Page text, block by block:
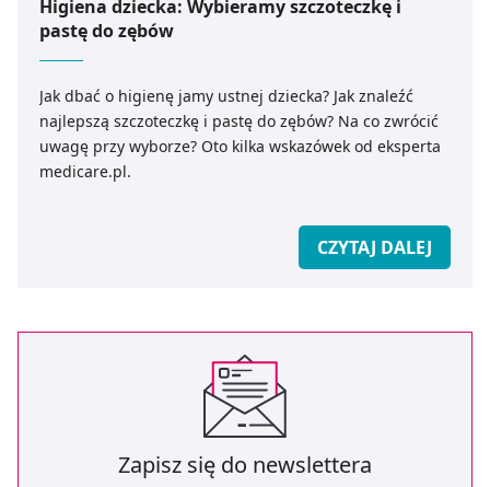
Higiena dziecka: Wybieramy szczoteczkę i
pastę do zębów
Jak dbać o higienę jamy ustnej dziecka? Jak znaleźć
najlepszą szczoteczkę i pastę do zębów? Na co zwrócić
uwagę przy wyborze? Oto kilka wskazówek od eksperta
medicare.pl.
CZYTAJ DALEJ
Zapisz się do newslettera